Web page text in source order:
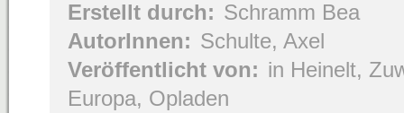
Erstellt durch: Schramm Bea
AutorInnen: Schulte, Axel
Veröffentlicht von: in Heinelt,
Europa, Opladen